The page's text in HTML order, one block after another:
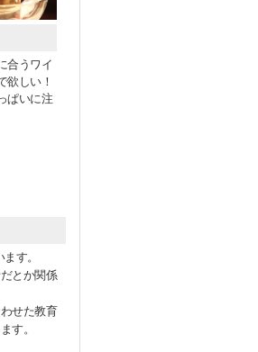
合うワイ
欲しい！
ぱいに注
す。
とか関係
せた教育
す。